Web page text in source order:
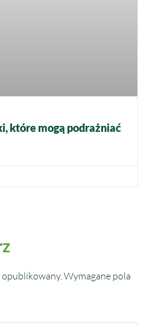
które mogą podrażniać
Wymagane pola